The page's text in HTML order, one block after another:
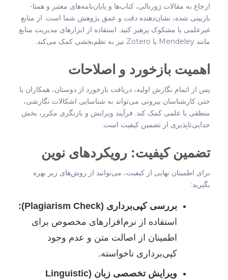
ارجاع به مقالات ژورنالی، کتاب‌ها و پایان‌نامه‌های معتبر و همتا-
بازبینی شده، نشان‌دهنده دقت و عمق پژوهش شما است. از منابع
غیرعلمی یا مشکوک پرهیز کنید. استفاده از ابزارهای مدیریت منابع
مانند Mendeley یا Zotero نیز به نظم‌بخشی کمک می‌کند.
اهمیت بازخورد و اصلاحات
پس از اتمام نگارش اولیه، دریافت بازخورد از دوستان، همکاران یا
حتی کارشناسان بیرونی می‌تواند به شناسایی اشکالات نگارشی،
منطقی یا علمی کمک کند. فرآیند ویرایش و بازنگری مکرر، بخش
جدایی‌ناپذیری از تضمین کیفیت است.
تضمین کیفیت: رویکردهای نوین
برای اطمینان نهایی از کیفیت، می‌توانید از روش‌های زیر بهره
بگیرید:
بررسی کپی‌برداری (Plagiarism Check):
استفاده از نرم‌افزارهای مخصوص برای
اطمینان از اصالت متن و عدم وجود
کپی‌برداری ناخواسته.
ویرایش تخصصی زبان (Linguistic